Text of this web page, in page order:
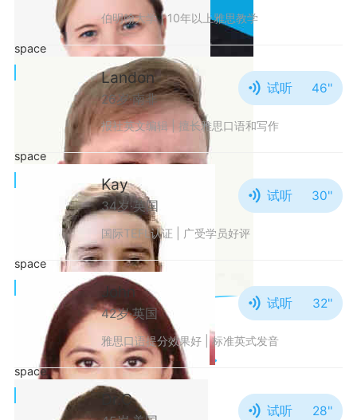
space
伯明翰大学 | 10年以上雅思教学
space
Landon
26岁·南非
报社英文编辑 | 擅长雅思口语和写作
试听 46''
space
Kay
34岁·英国
国际TEFL认证 | 广受学员好评
试听 30''
space
John
42岁·英国
雅思口语提分效果好 | 标准英式发音
试听 32''
Dr.C
试听 28''